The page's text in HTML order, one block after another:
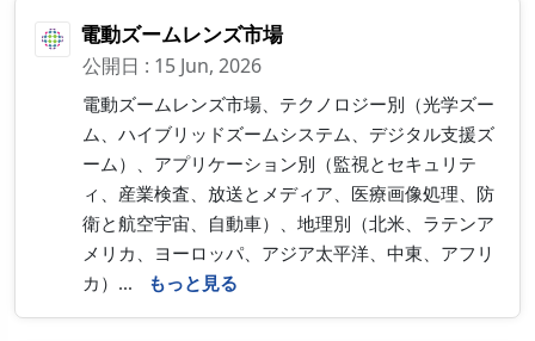
電動ズームレンズ市場
公開日 : 15 Jun, 2026
電動ズームレンズ市場、テクノロジー別（光学ズー
ム、ハイブリッドズームシステム、デジタル支援ズ
ーム）、アプリケーション別（監視とセキュリテ
ィ、産業検査、放送とメディア、医療画像処理、防
衛と航空宇宙、自動車）、地理別（北米、ラテンア
メリカ、ヨーロッパ、アジア太平洋、中東、アフリ
カ）...
もっと見る